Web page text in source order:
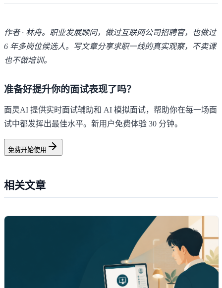
作者 · 林舟。职业发展顾问，做过互联网公司招聘官，也做过
6 年多岗位候选人。写文章分享求职一线的真实观察，不卖课
也不做培训。
准备好提升你的面试表现了吗？
面灵AI 提供实时面试辅助和 AI 模拟面试，帮助你在每一场面
试中都发挥出最佳水平。新用户免费体验 30 分钟。
免费开始使用
相关文章